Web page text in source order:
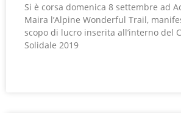
Si è corsa domenica 8 settembre ad
Maira l’Alpine Wonderful Trail,
scopo di lucro inserita all’interno del
Solidale 2019